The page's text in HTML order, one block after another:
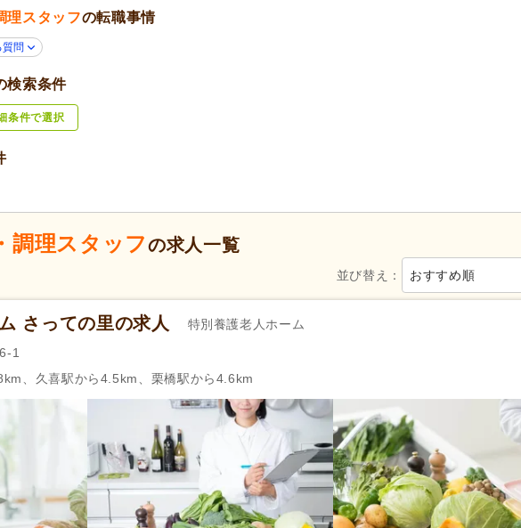
ママパパ活躍(3)
躍(3)
活躍(3)
ぼなし(4)
ら可
年間休日120日以上(2)
り (1)
り
り 復職支援あり
当 (4) 人事評価制度あり(3) 処遇改善手当(2)
(2) 再雇用制度あり
登用あり 日払い・週払い可 副業可(1)
し
自動車通勤可(4) 自転車通勤可 (3)
理スタッフの転職事情
質問
検索条件
条件で選択
調理スタッフの求人一覧
並び替え： おすすめ順
さっての里の求人 特別養護老人ホーム
1
、久喜駅から4.5km、栗橋駅から4.6km